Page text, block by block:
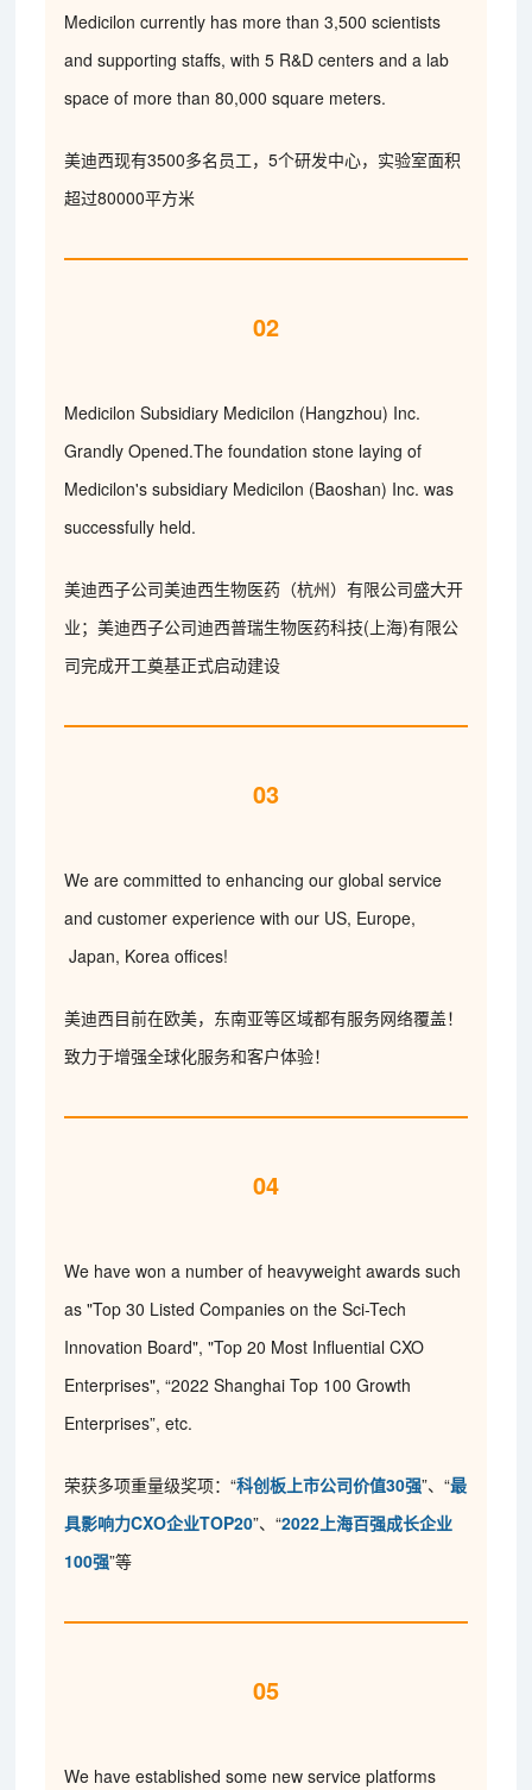
Medicilon currently has more than 3,500 scientists
and supporting staffs, with 5 R&D centers and a lab
space of more than 80,000 square meters.
美迪西现有3500多名员工，5个研发中心，实验室面积
超过80000平方米
02
Medicilon Subsidiary Medicilon (Hangzhou) Inc.
Grandly Opened.The foundation stone laying of
Medicilon's subsidiary Medicilon (Baoshan) Inc. was
successfully held.
美迪西子公司美迪西生物医药（杭州）有限公司盛大开
业；美迪西子公司迪西普瑞生物医药科技(上海)有限公
司完成开工奠基正式启动建设
03
We are committed to enhancing our global service
and customer experience with our US, Europe,
Japan, Korea offices!
美迪西目前在欧美，东南亚等区域都有服务网络覆盖！
致力于增强全球化服务和客户体验！
04
We have won a number of heavyweight awards such
as "Top 30 Listed Companies on the Sci-Tech
Innovation Board", "Top 20 Most Influential CXO
Enterprises", “2022 Shanghai Top 100 Growth
Enterprises”, etc.
荣获多项重量级奖项：“科创板上市公司价值30强”、“最
具影响力CXO企业TOP20”、“2022上海百强成长企业
100强”等
05
We have established some new service platforms